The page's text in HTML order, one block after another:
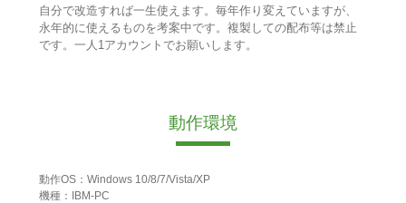
自分で改造すれば一生使えます。毎年作り変えていますが、
永年的に使えるものを考案中です。複製しての配布等は禁止
です。一人1アカウントでお願いします。
動作環境
動作OS：Windows 10/8/7/Vista/XP
機種：IBM-PC